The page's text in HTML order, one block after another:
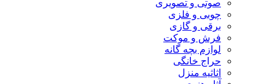
صوتی و تصویری
چوبی و فلزی
برقی و گازی
فرش و موکت
لوازم بچه گانه
حراج خانگی
اثاثیه منزل